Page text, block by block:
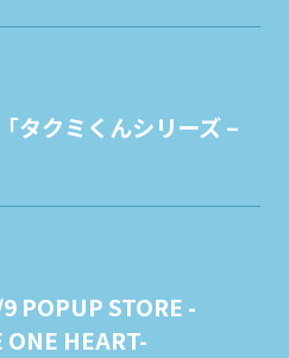
タクミくんシリーズ –
POPUP STORE -
ONE HEART-